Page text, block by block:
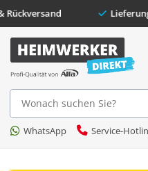
& Rückversand
Suche
WhatsApp Service-